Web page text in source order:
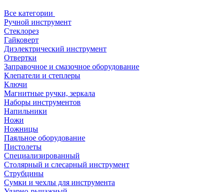
Все категории
Ручной инструмент
Стеклорез
Гайковерт
Диэлектрический инструмент
Отвертки
Заправочное и смазочное оборудование
Клепатели и степлеры
Ключи
Магнитные ручки, зеркала
Наборы инструментов
Напильники
Ножи
Ножницы
Паяльное оборудование
Пистолеты
Специализированный
Столярный и слесарный инструмент
Струбцины
Сумки и чехлы для инструмента